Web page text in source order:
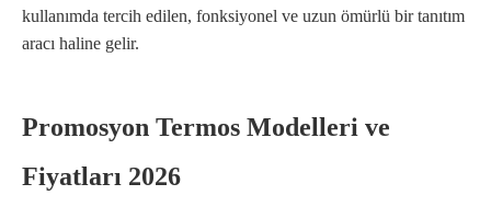
kullanımda tercih edilen, fonksiyonel ve uzun ömürlü bir tanıtım
aracı haline gelir.
Promosyon Termos Modelleri ve
Fiyatları 2026